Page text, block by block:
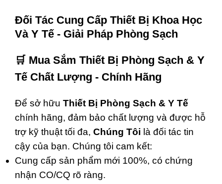
Đối Tác Cung Cấp Thiết Bị Khoa Học
Và Y Tế - Giải Pháp Phòng Sạch
🛒 Mua Sắm Thiết Bị Phòng Sạch & Y
Tế Chất Lượng - Chính Hãng
Để sở hữu Thiết Bị Phòng Sạch & Y Tế
chính hãng, đảm bảo chất lượng và được hỗ
trợ kỹ thuật tối đa, Chúng Tôi là đối tác tin
cậy của bạn. Chúng tôi cam kết:
Cung cấp sản phẩm mới 100%, có chứng
nhận CO/CQ rõ ràng.